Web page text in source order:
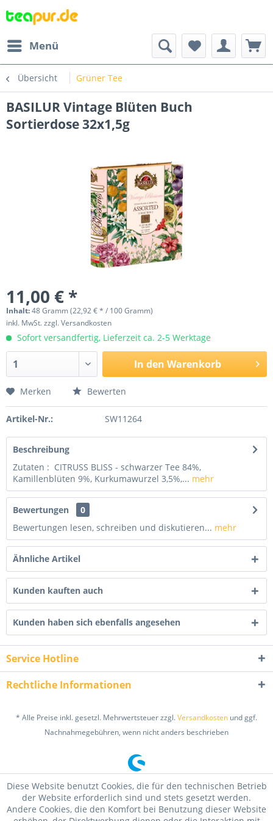
Menü
Übersicht Grüner Tee
BASILUR Vintage Blüten Buch
Sortierdose 32x1,5g
11,00 € *
Inhalt:48 Gramm (22,92 € * / 100 Gramm)
inkl. MwSt.zzgl. Versandkosten
Sofort versandfertig, Lieferzeit ca. 2-5 Werktage
In den Warenkorb
Merken Bewerten
Artikel-Nr.: SW11264
Beschreibung
Zutaten : CITRUSS BLISS - schwarzer Tee 84%,
Kamillenblüten 9%, Kurkumawurzel 3,5%,... mehr
Bewertungen
0
Bewertungen lesen, schreiben und diskutieren... mehr
Ähnliche Artikel
Kunden kauften auch
Kunden haben sich ebenfalls angesehen
Service Hotline
Rechtliche Informationen
* Alle Preise inkl. gesetzl. Mehrwertsteuer zzgl.Versandkosten und ggf.
Nachnahmegebühren, wenn nicht anders beschrieben
Diese Website benutzt Cookies, die für den technischen Betrieb
der Website erforderlich sind und stets gesetzt werden.
Andere Cookies, die den Komfort bei Benutzung dieser Website